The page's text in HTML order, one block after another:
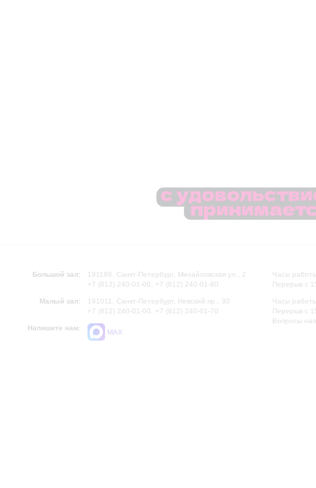
Большой зал:
191186, Санкт-Петербург, Михайловская ул., 2
+7 (812) 240-01-00, +7 (812) 240-01-80
Малый зал:
191011, Санкт-Петербург, Невский пр., 30
+7 (812) 240-01-00, +7 (812) 240-01-70
Напишите нам:
MAX
Часы
Перерыв с
Часы
Перерыв с
Вопросы